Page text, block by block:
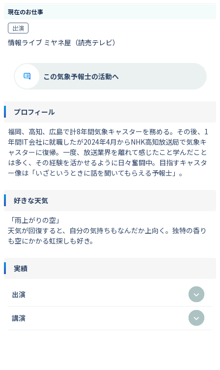
現在のお仕事
出演
情報ライブ ミヤネ屋（読売テレビ）
この気象予報士の活動へ
プロフィール
福岡、高知、広島で計8年間気象キャスターを務める。その後、1
年間IT会社に就職したが2024年4月からNHK高知放送局で気象キ
ャスターに復帰。一度、放送業界を離れて感じたこと学んだこと
は多く、その経験を活かせるように日々奮闘中。目指すキャスタ
ー像は「いざというときに話を聞いてもらえる予報士」。
好きな天気
「雨上がりの空」
天気が回復すると、自分の気持ちもなんだか上向く。独特の香り
も空にかかる虹探しも好き。
実績
出演
講演